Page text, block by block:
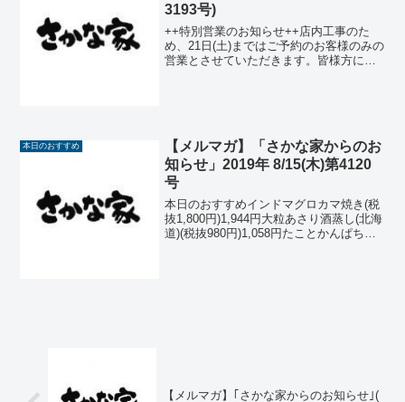
3193号)
++特別営業のお知らせ++店内工事のた
め、21日(土)まではご予約のお客様のみの
営業とさせていただきます。皆様方には
本日のおすすめ
【メルマガ】「さかな家からのお
知らせ」2019年 8/15(木)第4120
号
本日のおすすめインドマグロカマ焼き(税
抜1,800円)1,944円大粒あさり酒蒸し(北海
道)(税抜980円)1,058円たことかんぱちの
【メルマガ】｢さかな家からのお知らせ｣(